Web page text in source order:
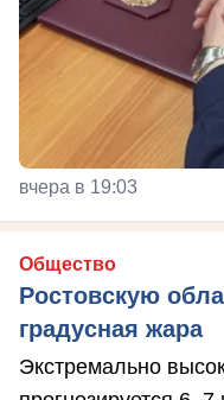
вчера в 19:03
Общество
Ростовскую
градусная жара
Экстремально